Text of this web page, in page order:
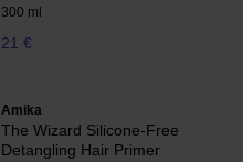
300 ml
21 €
Amika
The Wizard Silicone-Free
Detangling Hair Primer